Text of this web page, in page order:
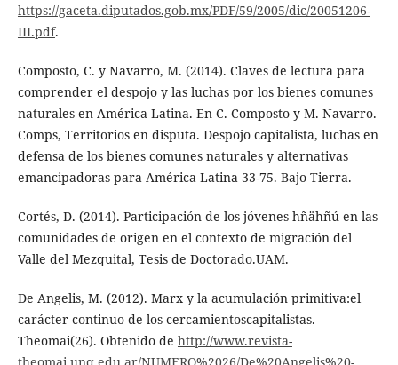
https://gaceta.diputados.gob.mx/PDF/59/2005/dic/20051206-
III.pdf.
Composto, C. y Navarro, M. (2014). Claves de lectura para
comprender el despojo y las luchas por los bienes comunes
naturales en América Latina. En C. Composto y M. Navarro.
Comps, Territorios en disputa. Despojo capitalista, luchas en
defensa de los bienes comunes naturales y alternativas
emancipadoras para América Latina 33-75. Bajo Tierra.
Cortés, D. (2014). Participación de los jóvenes hñähñú en las
comunidades de origen en el contexto de migración del
Valle del Mezquital, Tesis de Doctorado.UAM.
De Angelis, M. (2012). Marx y la acumulación primitiva:el
carácter continuo de los cercamientoscapitalistas.
Theomai(26). Obtenido de http://www.revista-